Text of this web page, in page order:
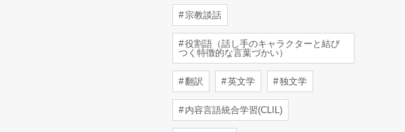
宗教談話
役割語（話し手のキャラクターと結び
つく特徴的な言葉づかい）
翻訳 英文学 独文学
内容言語統合学習(CLIL)